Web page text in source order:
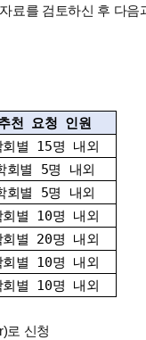
료를 검토하신 후 다
천 요청 인원
회별 15명 내외
회별 5명 내외
회별 5명 내외
회별 10명 내외
회별 20명 내외
회별 10명 내외
회별 10명 내외
로 신청